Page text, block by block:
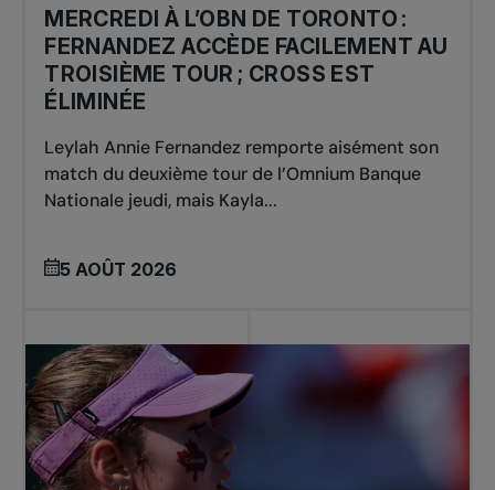
MERCREDI À L’OBN DE TORONTO :
FERNANDEZ ACCÈDE FACILEMENT AU
TROISIÈME TOUR ; CROSS EST
ÉLIMINÉE
Leylah Annie Fernandez remporte aisément son
match du deuxième tour de l’Omnium Banque
Nationale jeudi, mais Kayla...
5 AOÛT 2026